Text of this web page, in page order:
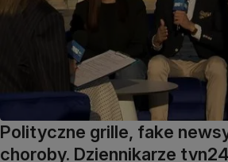
Polityczne grille, fake
choroby. Dziennikarze